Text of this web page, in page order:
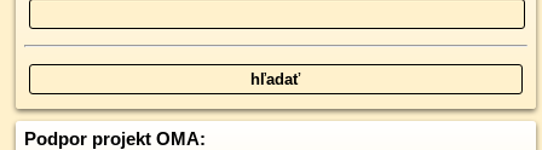
Podpor projekt OMA: